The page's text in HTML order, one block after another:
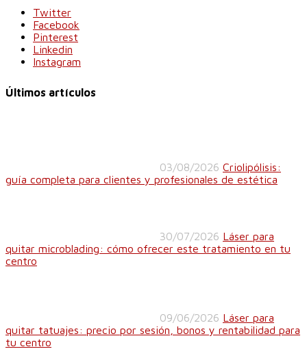
Twitter
Facebook
Pinterest
Linkedin
Instagram
Últimos artículos
03/08/2026 Criolipólisis:
guía completa para clientes y profesionales de estética
30/07/2026 Láser para
quitar microblading: cómo ofrecer este tratamiento en tu
centro
09/06/2026 Láser para
quitar tatuajes: precio por sesión, bonos y rentabilidad para
tu centro